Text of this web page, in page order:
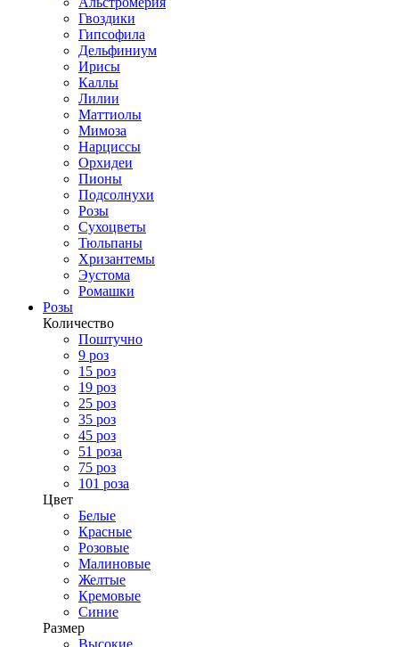
Гвоздики
Гипсофила
Дельфиниум
Ирисы
Каллы
Лилии
Маттиолы
Мимоза
Нарциссы
Орхидеи
Пионы
Подсолнухи
Розы
Сухоцветы
Тюльпаны
Хризантемы
Эустома
Ромашки
Розы
Количество
Поштучно
9 роз
15 роз
19 роз
25 роз
35 роз
45 роз
51 роза
75 роз
101 роза
Цвет
Белые
Красные
Розовые
Малиновые
Желтые
Кремовые
Синие
Размер
Высокие